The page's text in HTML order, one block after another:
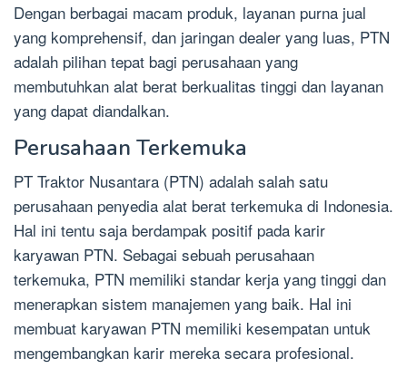
Dengan berbagai macam produk, layanan purna jual
yang komprehensif, dan jaringan dealer yang luas, PTN
adalah pilihan tepat bagi perusahaan yang
membutuhkan alat berat berkualitas tinggi dan layanan
yang dapat diandalkan.
Perusahaan Terkemuka
PT Traktor Nusantara (PTN) adalah salah satu
perusahaan penyedia alat berat terkemuka di Indonesia.
Hal ini tentu saja berdampak positif pada karir
karyawan PTN. Sebagai sebuah perusahaan
terkemuka, PTN memiliki standar kerja yang tinggi dan
menerapkan sistem manajemen yang baik. Hal ini
membuat karyawan PTN memiliki kesempatan untuk
mengembangkan karir mereka secara profesional.